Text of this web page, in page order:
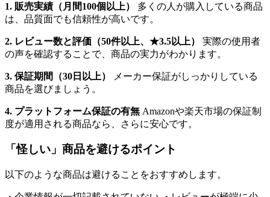
1. 販売実績（月間100個以上）
多くの人が購入している商品
は、品質面でも信頼性が高いです。
2. レビュー数と評価（50件以上、★3.5以上）
実際の使用者
の声を確認することで、商品の実力がわかります。
3. 保証期間（30日以上）
メーカー保証がしっかりしている
商品を選びましょう。
4. プラットフォーム保証の有無 Amazonや楽天市場の保証制
度が適用される商品なら、さらに安心です。
「怪しい」商品を避けるポイント
以下のような商品は避けることをおすすめします。